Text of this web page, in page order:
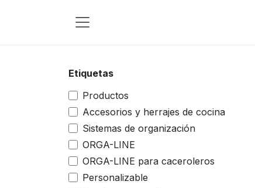
Etiquetas
Productos
Accesorios y herrajes de cocina
Sistemas de organización
ORGA-LINE
ORGA-LINE para caceroleros
Personalizable